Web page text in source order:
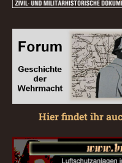
Hier findet ihr